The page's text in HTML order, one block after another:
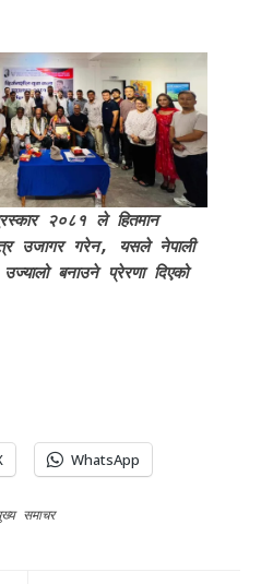
२०८१ ले हितमान
उजागर गरेन, यसले नेपाली
बनाउने प्रेरणा दिएको
WhatsApp
समाचर